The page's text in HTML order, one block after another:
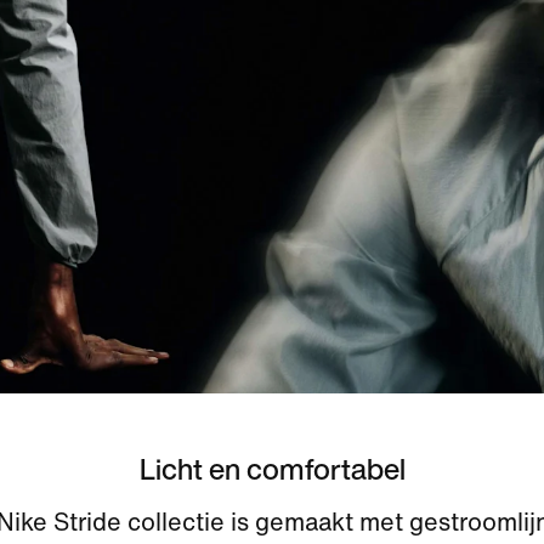
Licht en comfortabel
Stride collectie is gemaakt met